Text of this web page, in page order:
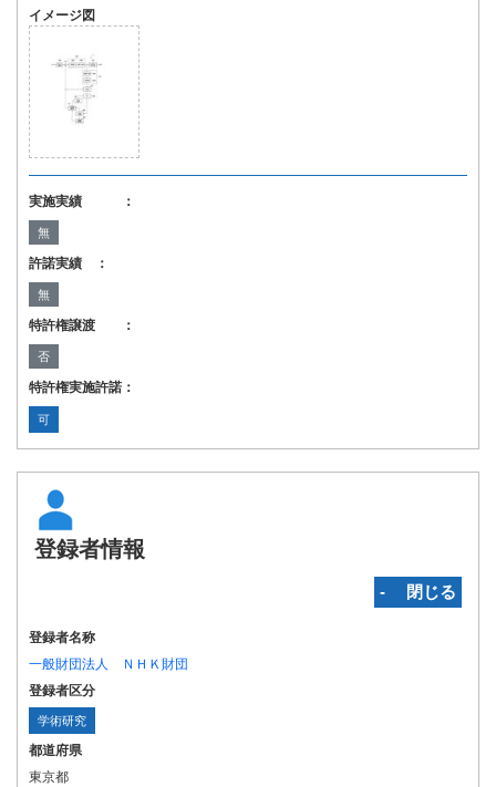
イメージ図
実施実績 ：
無
許諾実績 ：
無
特許権譲渡 ：
否
特許権実施許諾：
可
登録者情報
‐ 閉じる
登録者名称
一般財団法人 ＮＨＫ財団
登録者区分
学術研究
都道府県
東京都